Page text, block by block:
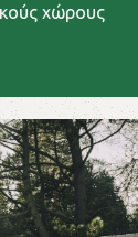
χώρους